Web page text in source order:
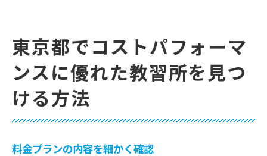
東京都でコストパフォーマ
ンスに優れた教習所を見つ
ける方法
料金プランの内容を細かく確認